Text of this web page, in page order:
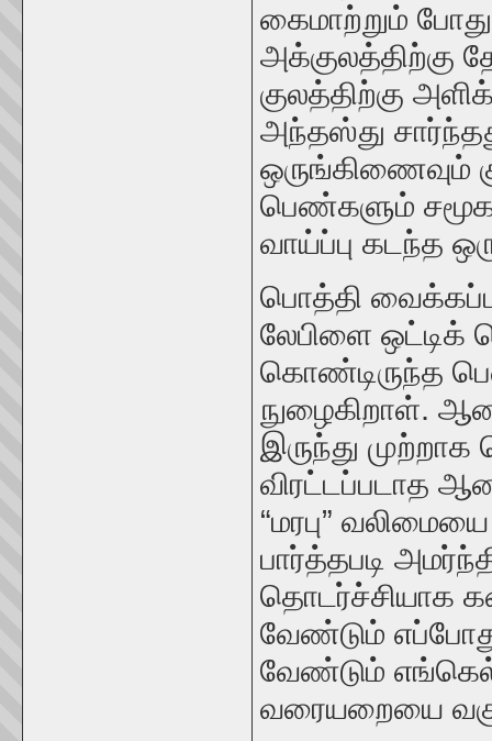
கைமாற்றும்
அக்குலத்திற்கு
குலத்திற்கு
அந்தஸ்து
ஒருங்கிணைவும்
பெண்களும்
வாய்ப்பு கடந்த
பொத்தி
லேபிளை ஒட்டிக்
கொண்டிருந்த
நுழைகிறாள்.
இருந்து முற்றாக
விரட்டப்படாத
“மரபு”
பார்த்தபடி
தொடர்ச்சியாக
வேண்டும்
வேண்டும்
வரையறையை